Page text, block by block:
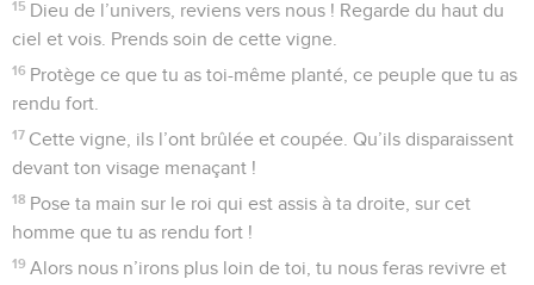
15 Dieu de l’univers, reviens vers nous ! Regarde du haut du
ciel et vois. Prends soin de cette vigne.
16 Protège ce que tu as toi-même planté, ce peuple que tu as
rendu fort.
17 Cette vigne, ils l’ont brûlée et coupée. Qu’ils disparaissent
devant ton visage menaçant !
18 Pose ta main sur le roi qui est assis à ta droite, sur cet
homme que tu as rendu fort !
19 Alors nous n’irons plus loin de toi, tu nous feras revivre et